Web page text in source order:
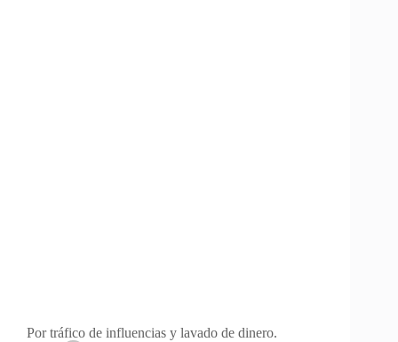
Por tráfico de influencias y lavado de dinero.